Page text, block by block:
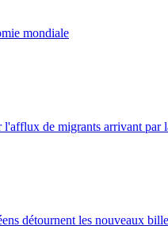
mondiale
l'afflux de migrants arrivant par
détournent les nouveaux